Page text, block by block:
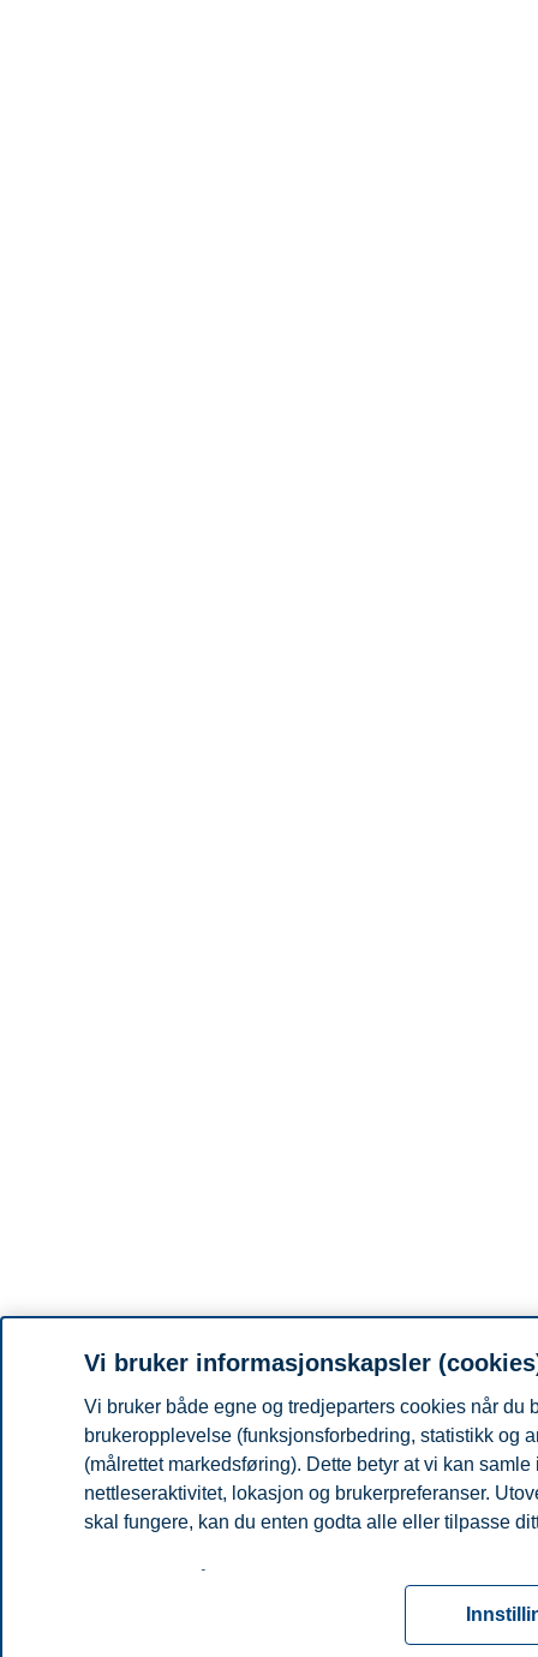
Vi bruker informasjonskapsler
Vi bruker både egne og tredjeparters cookies når du
brukeropplevelse (funksjonsforbedring, statistikk og
(målrettet markedsføring). Dette betyr at vi kan
nettleseraktivitet, lokasjon og brukerpreferanser.
skal fungere, kan du enten godta alle eller tilpasse
for informasjonskapsler. Du kan når som helst
ved å klikke på «Cookies» nederst på nettsiden vår.